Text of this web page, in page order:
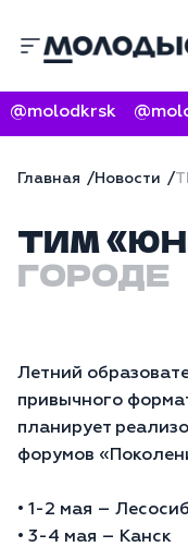
@molodkrsk
Главная Новости
ТИМ
ГОРОДЕ
Летний
привычного
планирует
форумов
• 1-2 мая –
• 3-4 мая – Канск